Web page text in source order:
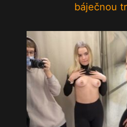
báječnou